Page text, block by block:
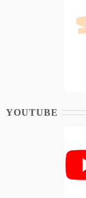
YOUTUBE